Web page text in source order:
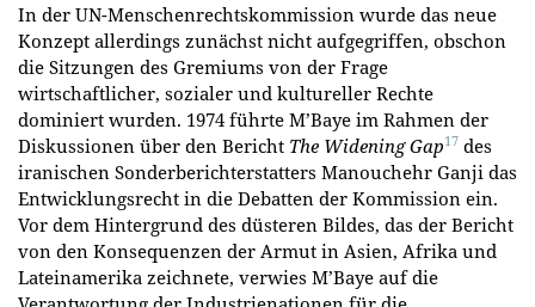
In der UN-Menschenrechtskommission wurde das neue
Konzept allerdings zunächst nicht aufgegriffen, obschon
die Sitzungen des Gremiums von der Frage
wirtschaftlicher, sozialer und kultureller Rechte
dominiert wurden. 1974 führte M’Baye im Rahmen der
Diskussionen über den Bericht The Widening Gap17 des
iranischen Sonderberichterstatters Manouchehr Ganji das
Entwicklungsrecht in die Debatten der Kommission ein.
Vor dem Hintergrund des düsteren Bildes, das der Bericht
von den Konsequenzen der Armut in Asien, Afrika und
Lateinamerika zeichnete, verwies M’Baye auf die